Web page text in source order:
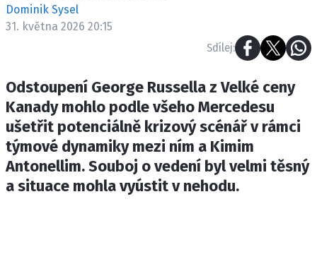
OSOBNÍ ÚDAJE / COOKIES
Provozovatelem serveru F1NEWS.cz je
INCORP MEDIA GROUP s.r.o., IČ: 118 23 054
Dominik Sysel
31. května 2026 20:15
Sdílej:
Odstoupení George Russella z Velké ceny
Kanady mohlo podle všeho Mercedesu
ušetřit potenciálně krizový scénář v rámci
týmové dynamiky mezi ním a Kimim
Antonellim. Souboj o vedení byl velmi těsný
a situace mohla vyústit v nehodu.